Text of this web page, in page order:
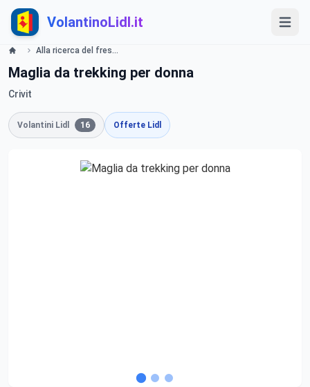
VolantinoLidl.it
Alla ricerca del fresco Lidl
Maglia da trekking per donna
Crivit
Volantini Lidl 16 Offerte Lidl